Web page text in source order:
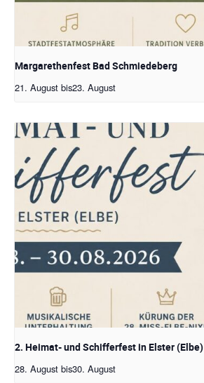
Margarethenfest Bad Schmiedeberg
21. August bis23. August
2. Heimat- und Schifferfest in Elster (Elbe)
28. August bis30. August